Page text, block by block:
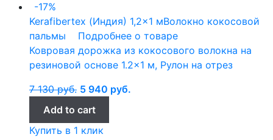
-17%
Kerafibertex (Индия) 1,2x1 мВолокно кокосовой
пальмы
Подробнее о товаре
Ковровая дорожка из кокосового волокна на
резиновой основе 1.2×1 м, Рулон на отрез
7 130руб. 5 940 руб.
Add to cart
Купить в 1 клик